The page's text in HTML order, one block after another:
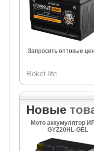
Запросить оптовые
Roket-life
Новые
Мото аккумулятор
GYZ20HL-GEL